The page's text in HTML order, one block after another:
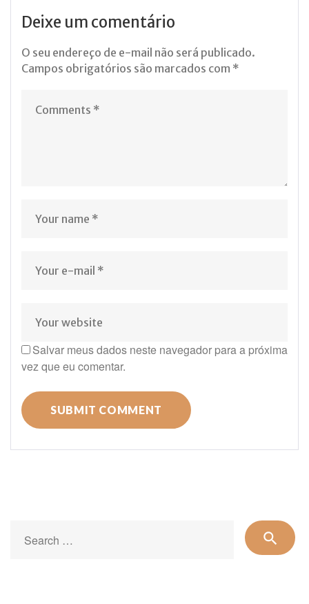
Deixe um comentário
O seu endereço de e-mail não será publicado.
Campos obrigatórios são marcados com *
Salvar meus dados neste navegador para a próxima
vez que eu comentar.
for:
search